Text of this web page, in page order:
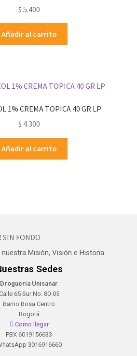
$ 5.400
Añadir al carrito
1% CREMA TOPICA 40 GR LP
$ 4.300
Añadir al carrito
nuestra Misión, Visión e Historia
Sedes
Droguería Unisanar
65 Sur No. 80-05
Barrio Bosa Centro
Bogotá
Como llegar
PBX 6019156633
3016916660